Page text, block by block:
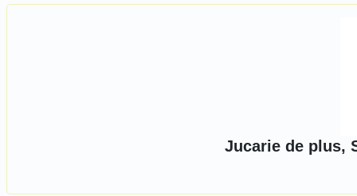
Jucarie de plus,